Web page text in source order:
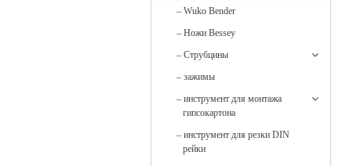
– Wuko Bender
– Ножи Bessey
– Струбцины
– зажимы
– инструмент для монтажа
гипсокартона
– инструмент для резки DIN
рейки